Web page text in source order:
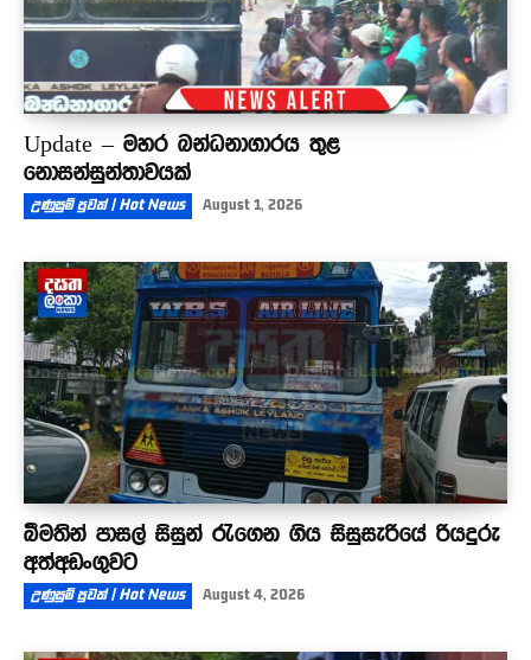
Update – මහර බන්ධනාගාරය තුළ
නොසන්සුන්තාවයක්
උණුසුම් පුවත් | Hot News August 1, 2026
බීමතින් පාසල් සිසුන් රැගෙන ගිය සිසුසැරියේ රියදුරු
අත්අඩංගුවට
උණුසුම් පුවත් | Hot News August 4, 2026